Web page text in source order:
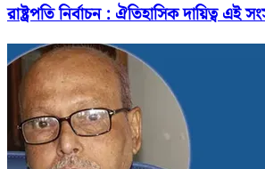
রাষ্ট্রপতি নির্বাচন : ঐতিহাসিক দায়িত্ব এই